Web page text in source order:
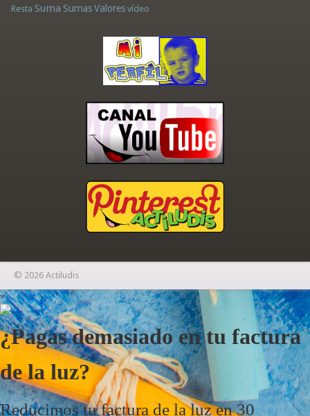
Resta Suma Sumas Valores vídeo
© 2026 Actiludis
×
¿Pagas demasiado en tu factura
de la luz?
Reducimos tu factura de la luz en 30